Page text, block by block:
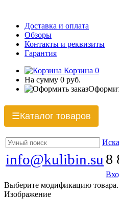
Доставка и оплата
Обзоры
Контакты и реквизиты
Гарантия
Корзина 0
На сумму 0 руб.
☰Каталог товаров
info@kulibin.su 8
Выберите модификацию товара.
Изображение